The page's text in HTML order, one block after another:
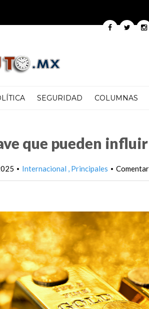
SEGURIDAD COLUMNAS
que pueden
• Internacional Principales •